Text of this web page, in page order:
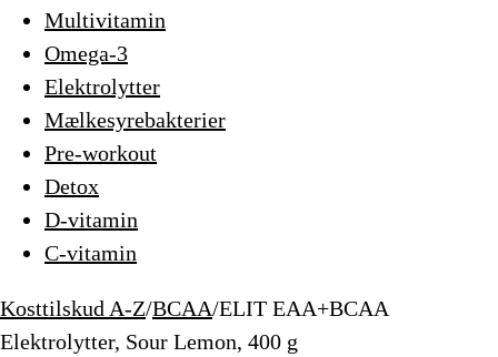
Multivitamin
Omega-3
Elektrolytter
Mælkesyrebakterier
Pre-workout
Detox
D-vitamin
C-vitamin
Kosttilskud A-Z/BCAA/ELIT EAA+BCAA
Elektrolytter, Sour Lemon, 400 g